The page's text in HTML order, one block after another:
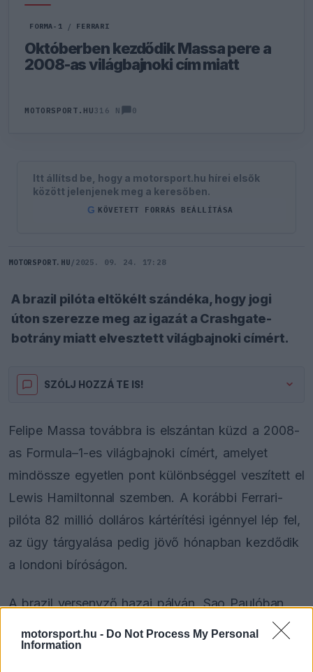
motorsport.hu - Do Not Process My Personal
Information
FORMA-1 / FERRARI
Októberben kezdődik Massa pere a
2008-as világbajnoki cím miatt
MOTORSPORT.HU316 N 0
Itt állítsd be, hogy a motorsport.hu hírei elsők
között jelenjenek meg a keresőben.
G KÖVETETT FORRÁS BEÁLLÍTÁSA
MOTORSPORT.HU / 2025. 09. 24. 17:28
A brazil pilóta eltökélt szándéka, hogy jogi
úton szerezze meg az igazát a Crashgate-
botrány miatt elvesztett világbajnoki címért.
SZÓLJ HOZZÁ TE IS!
Felipe Massa továbbra is elszántan küzd a 2008-
as Formula–1-es világbajnoki címért, amelyet
mindössze egyetlen pont különbséggel veszített el
Lewis Hamiltonnal szemben. A korábbi Ferrari-
pilóta 82 millió dolláros kártérítési igénnyel lép fel,
az ügy tárgyalása pedig jövő hónapban kezdődik
a londoni bíróságon.
A brazil versenyző hazai pályán, Sao Paulóban
McLarennel versenyző Hamiltonnal szemben. A